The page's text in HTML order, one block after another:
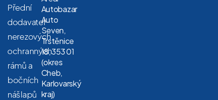
Přední
dodavatel
nerezových
ochranných
rámů a
bočních
nášlapů
Autobazar
Auto
Seven,
Trstěnice
18, 353 01
(okres
Cheb,
Karlovarský
kraj)